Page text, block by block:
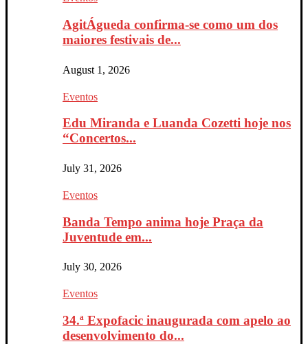
AgitÁgueda confirma-se como um dos
maiores festivais de...
August 1, 2026
Eventos
Edu Miranda e Luanda Cozetti hoje nos
“Concertos...
July 31, 2026
Eventos
Banda Tempo anima hoje Praça da
Juventude em...
July 30, 2026
Eventos
34.ª Expofacic inaugurada com apelo ao
desenvolvimento do...